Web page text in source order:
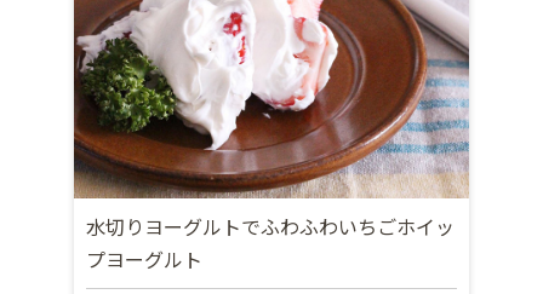
水切りヨーグルトでふわふわいちごホイッ
プヨーグルト